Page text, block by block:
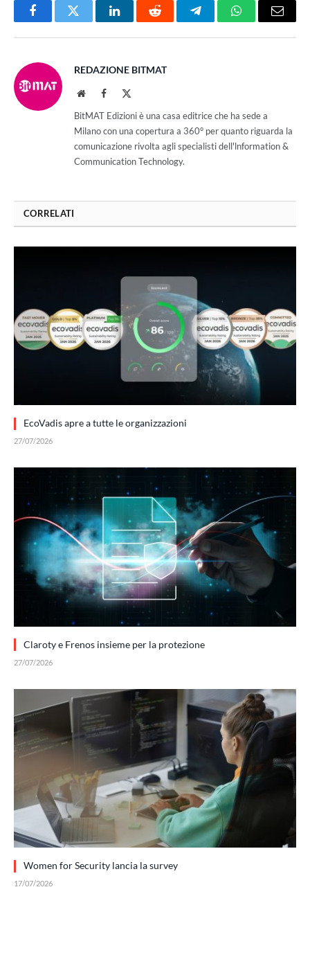
FacebookTwitter LinkedInReddit TelegramWhatsAppEmail
REDAZIONE BITMAT
WebsiteFacebook
BitMAT Edizioni è una casa editrice che ha sede a
Milano con una copertura a 360° per quanto riguarda la
comunicazione rivolta agli specialisti dell'lnformation &
Communication Technology.
CORRELATI
EcoVadis apre a tutte le organizzazioni
27/07/2026
Claroty e Frenos insieme per la protezione
27/07/2026
Women for Security lancia la survey
17/07/2026